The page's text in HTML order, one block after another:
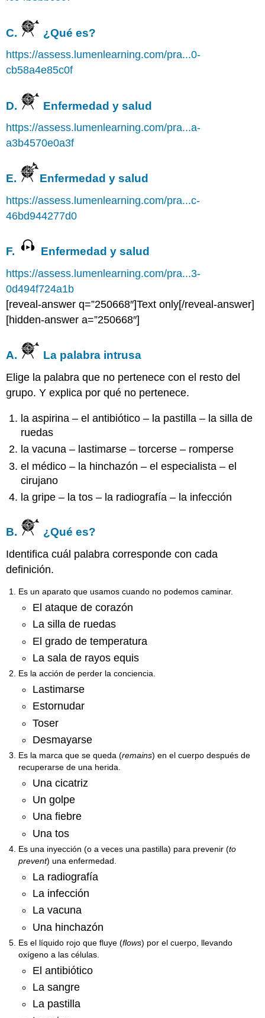
C. ¿Qué es?
https://assess.lumenlearning.com/pra...0-
cb58a4e85c0f
D. Enfermedad y salud
https://assess.lumenlearning.com/pra...a-
a3b4570e0a3f
E. Enfermedad y salud
https://assess.lumenlearning.com/pra...c-
46bd944277d0
F. Enfermedad y salud
https://assess.lumenlearning.com/pra...3-
0d494f724a1b
[reveal-answer q=”250668″]Text only[/reveal-answer]
[hidden-answer a=”250668″]
A. La palabra intrusa
Elige la palabra que no pertenece con el resto del
grupo. Y explica por qué no pertenece.
la aspirina – el antibiótico – la pastilla – la silla de
ruedas
la vacuna – lastimarse – torcerse – romperse
el médico – la hinchazón – el especialista – el
cirujano
la gripe – la tos – la radiografía – la infección
B. ¿Qué es?
Identifica cuál palabra corresponde con cada
definición.
Es un aparato que usamos cuando no podemos caminar.
El ataque de corazón
La silla de ruedas
El grado de temperatura
La sala de rayos equis
Es la acción de perder la conciencia.
Lastimarse
Estornudar
Toser
Desmayarse
Es la marca que se queda (remains) en el cuerpo después de
recuperarse de una herida.
Una cicatriz
Un golpe
Una fiebre
Una tos
Es una inyección (o a veces una pastilla) para prevenir (to
prevent) una enfermedad.
La radiografía
La infección
La vacuna
Una hinchazón
Es el líquido rojo que fluye (flows) por el cuerpo, llevando
oxígeno a las células.
El antibiótico
La sangre
La pastilla